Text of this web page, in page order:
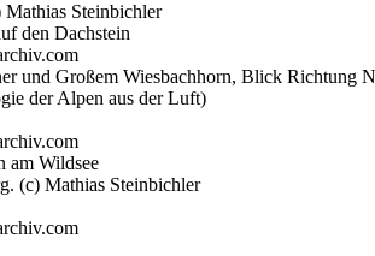
Steinbichler
den Dachstein
und Großem Wiesbachhorn, Blick Richtung
der Alpen aus der Luft)
am Wildsee
(c) Mathias Steinbichler